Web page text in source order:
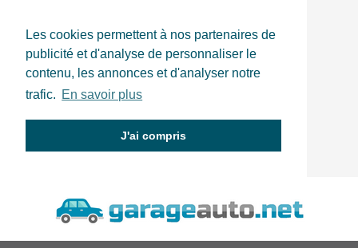
Les cookies permettent à nos partenaires de
publicité et d'analyse de personnaliser le
contenu, les annonces et d'analyser notre
trafic. En savoir plus
J'ai compris